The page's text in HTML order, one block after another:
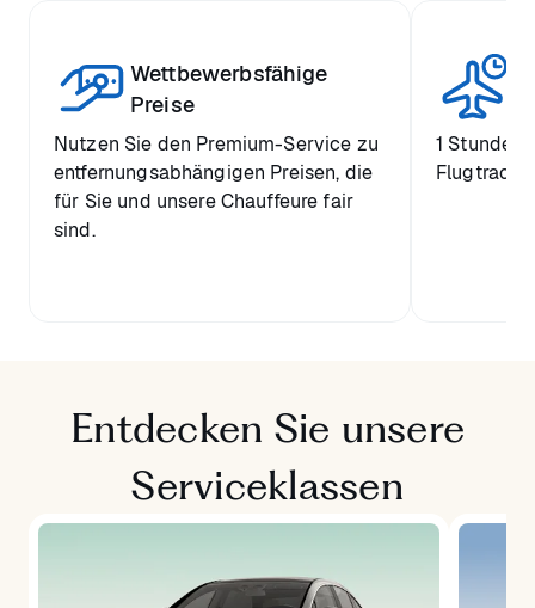
Wettbewerbsfähige
Preise
Nutzen Sie den Premium-Service zu
entfernungsabhängigen Preisen, die
für Sie und unsere Chauffeure fair
sind.
1 Stunde
Entdecken Sie unsere
Serviceklassen